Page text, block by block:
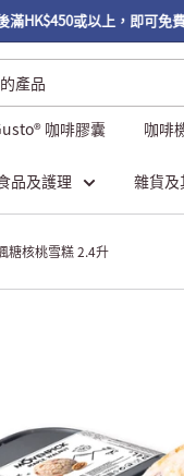
或以上，即可免費送
咖啡膠囊 咖啡
品及護理 雜貨及
糖核桃雪糕 2.4升